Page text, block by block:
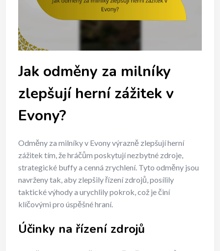
Jak odměny za milníky
zlepšují herní zážitek v
Evony?
Odměny za milníky v Evony výrazně zlepšují herní
zážitek tím, že hráčům poskytují nezbytné zdroje,
strategické buffy a cenná zrychlení. Tyto odměny jsou
navrženy tak, aby zlepšily řízení zdrojů, posílily
taktické výhody a urychlily pokrok, což je činí
klíčovými pro úspěšné hraní.
Účinky na řízení zdrojů